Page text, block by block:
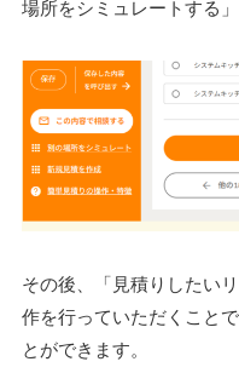
場所をシミュレートする
その後、「見積りしたい
作を行っていただくこと
とができます。